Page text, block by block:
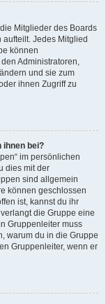
Mitglieder des Boards
Jedes Mitglied
können
Administratoren,
und sie zum
ihnen Zugriff zu
ihnen bei?
im persönlichen
dies mit der
sind allgemein
können geschlossen
ist, kannst du ihr
die Gruppe eine
Gruppenleiter muss
warum du in die Gruppe
Gruppenleiter, wenn er